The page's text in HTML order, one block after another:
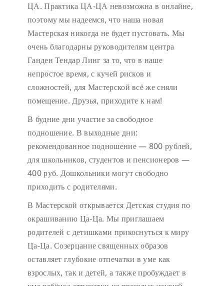
ЦА. Практика ЦА-ЦА невозможна в онлайне,
поэтому мы надеемся, что наша новая
Мастерская никогда не будет пустовать. Мы
очень благодарны руководителям центра
Ганден Тендар Линг за то, что в наше
непростое время, с кучей рисков и
сложностей, для Мастерской всё же сняли
помещение. Друзья, приходите к нам!
В будние дни участие за свободное
подношение. В выходные дни:
рекомендованное подношение — 800 рублей,
для школьников, студентов и пенсионеров —
400 руб. Дошкольники могут свободно
приходить с родителями.
В Мастерской открывается Детская студия по
окрашиванию Ца-Ца. Мы приглашаем
родителей с детишками прикоснуться к миру
Ца-Ца. Созерцание священных образов
оставляет глубокие отпечатки в уме как
взрослых, так и детей, а также пробуждает в